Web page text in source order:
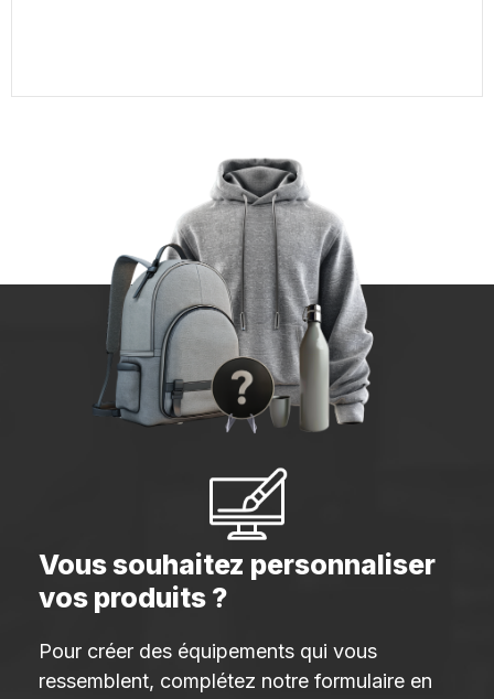
Vous souhaitez personnaliser
vos produits ?
Pour créer des équipements qui vous
ressemblent, complétez notre formulaire en